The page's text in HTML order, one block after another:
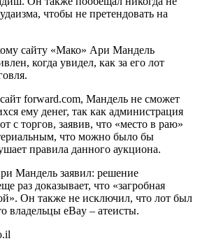
чтобы не претендовать на
сайту «Мако» Ари Мандель
когда увидел, как за его лот
forward.com, Мандель не сможет
ему денег, так как администрация
с торгов, заявив, что «место в раю»
что можно было бы
правила данного аукциона.
Мандель заявил: решение
раз доказывает, что «загробная
Он также не исключил, что лот был
владельцы eBay – атеисты.